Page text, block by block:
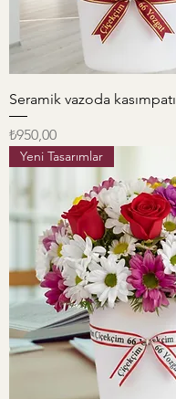
Seramik vazoda kasımpatı
Fiyat
₺950,00
Yeni Tasarımlar